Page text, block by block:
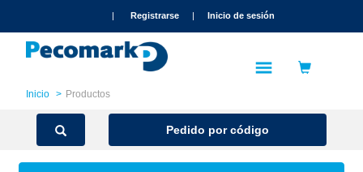
| Registrarse | Inicio de sesión
Inicio Productos
Pedido por código